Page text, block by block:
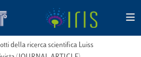
della ricerca scientifica Luiss